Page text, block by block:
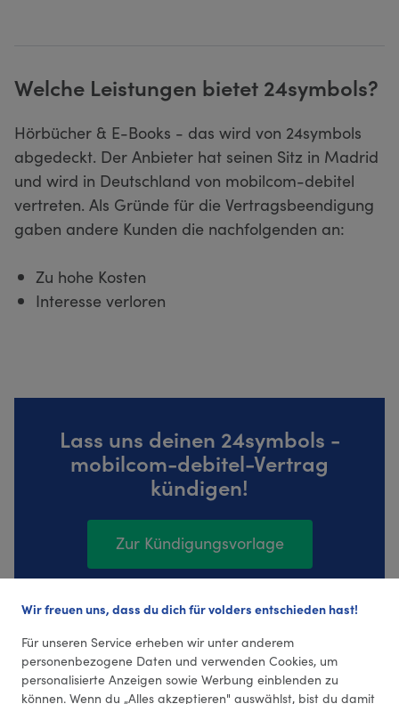
Welche Leistungen bietet 24symbols?
Hörbücher & E-Books - das wird von 24symbols
abgedeckt. Der Anbieter hat seinen Sitz in Madrid
und wird in Deutschland von mobilcom-debitel
vertreten. Als Gründe für die Vertragsbeendigung
gaben andere Kunden die nachfolgenden an:
Zu hohe Kosten
Interesse verloren
Lass uns deinen 24symbols -
mobilcom-debitel-Vertrag
kündigen!
Zur Kündigungsvorlage
1257 Bewertungen (4,35 Durchschnitt)
Wir freuen uns, dass du dich für volders entschieden hast!
Für unseren Service erheben wir unter anderem
personenbezogene Daten und verwenden Cookies, um
personalisierte Anzeigen sowie Werbung einblenden zu
können. Wenn du „Alles akzeptieren" auswählst, bist du damit